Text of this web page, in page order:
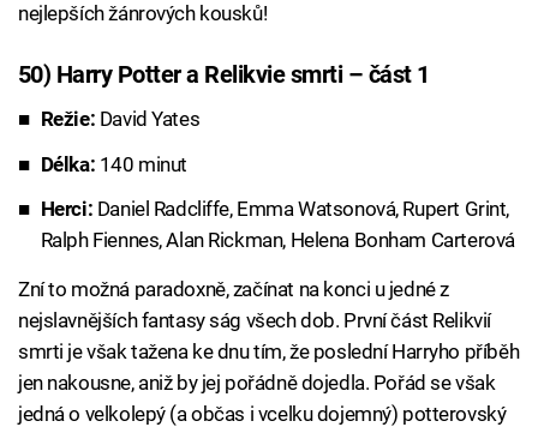
nejlepších žánrových kousků!
50) Harry Potter a Relikvie smrti – část 1
Režie: David Yates
Délka: 140 minut
Herci: Daniel Radcliffe, Emma Watsonová, Rupert Grint,
Ralph Fiennes, Alan Rickman, Helena Bonham Carterová
Zní to možná paradoxně, začínat na konci u jedné z
nejslavnějších fantasy ság všech dob. První část Relikvií
smrti je však tažena ke dnu tím, že poslední Harryho příběh
jen nakousne, aniž by jej pořádně dojedla. Pořád se však
jedná o velkolepý (a občas i vcelku dojemný) potterovský